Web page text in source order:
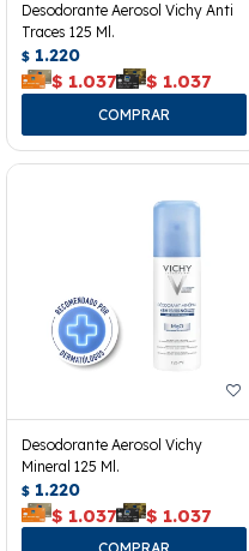
Desodorante Aerosol Vichy Anti
Traces 125 Ml.
$ 1.220
$ 1.037 $ 1.037
Desodorante Aerosol Vichy
Mineral 125 Ml.
$ 1.220
$ 1.037 $ 1.037